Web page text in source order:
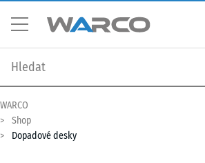
WARCO
Shop
Dopadové desky